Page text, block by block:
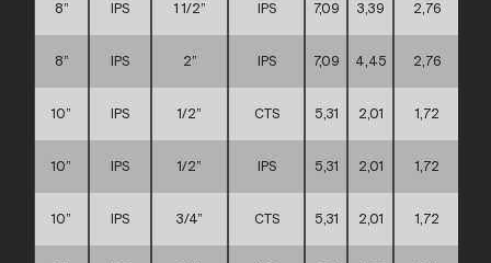
8” IPS 1 1/2” IPS 7,09 3,39 2,76
8” IPS 2” IPS 7,09 4,45 2,76
10” IPS 1/2” CTS 5,31 2,01 1,72
10” IPS 1/2” IPS 5,31 2,01 1,72
10” IPS 3/4” CTS 5,31 2,01 1,72